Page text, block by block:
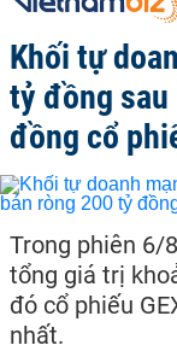
Khối tự
tỷ đồng sau
đồng cổ
Trong phiên 6/
tổng giá trị
đó cổ phiếu
nhất.